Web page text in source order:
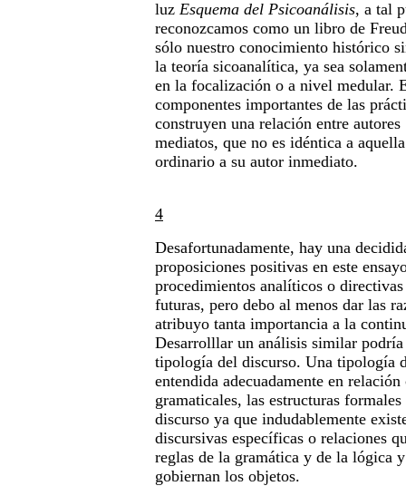
luz Esquema del Psicoanálisis, a tal
reconozcamos como un libro de
sólo nuestro conocimiento histórico
la teoría sicoanalítica, ya sea
en la focalización o a nivel medular.
componentes importantes de las
construyen una relación entre
mediatos, que no es idéntica a
ordinario a su autor inmediato.
4
Desafortunadamente, hay una
proposiciones positivas en este
procedimientos analíticos o
futuras, pero debo al menos dar las
atribuyo tanta importancia a la
Desarrolllar un análisis similar podría
tipología del discurso. Una tipología
entendida adecuadamente en
gramaticales, las estructuras
discurso ya que indudablemente
discursivas específicas o relaciones
reglas de la gramática y de la lógica
gobiernan los objetos.